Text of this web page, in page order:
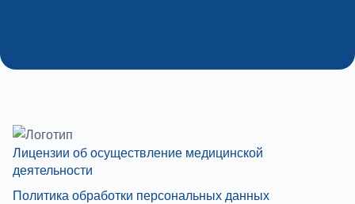
Лицензии об осуществление медицинской
деятельности
Политика обработки персональных данных